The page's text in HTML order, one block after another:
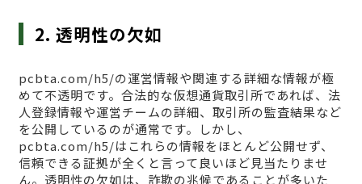
2. 透明性の欠如
pcbta.com/h5/の運営情報や関連する詳細な情報が極
めて不透明です。合法的な仮想通貨取引所であれば、法
人登録情報や運営チームの詳細、取引所の監査結果など
を公開しているのが通常です。しかし、
pcbta.com/h5/はこれらの情報をほとんど公開せず、
信頼できる証拠が全くと言って良いほど見当たりませ
ん。透明性の欠如は、詐欺の兆候であることが多いた